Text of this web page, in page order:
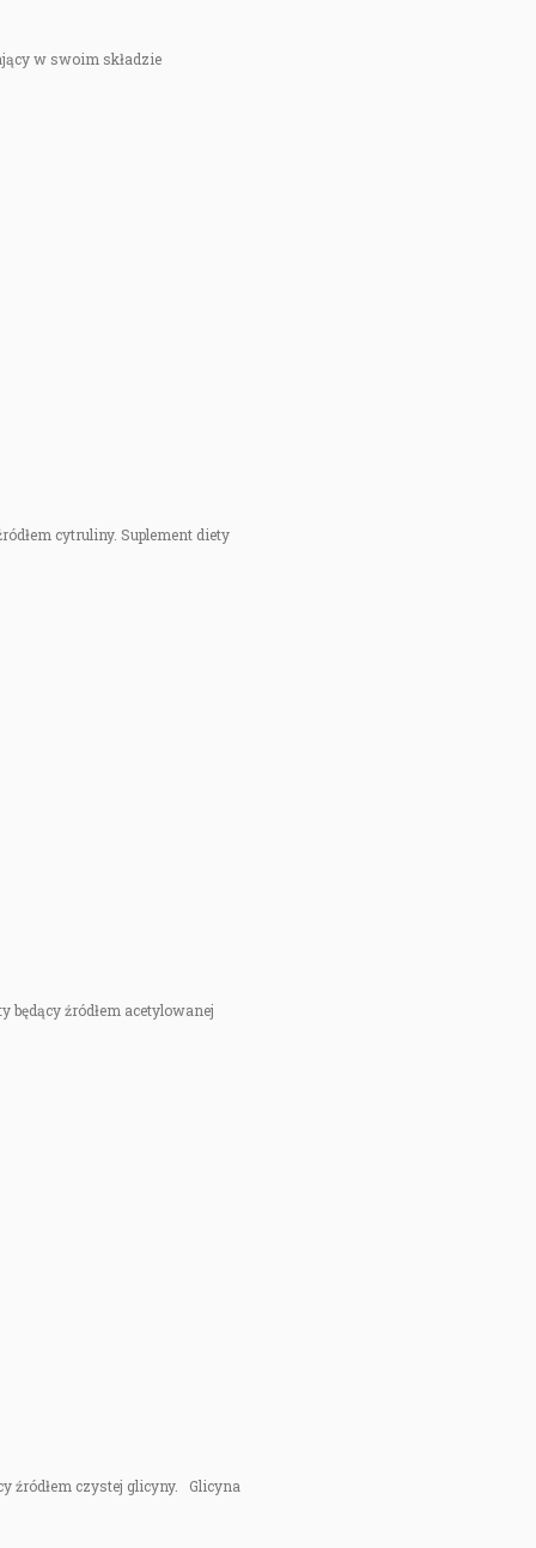
w swoim składzie
cytruliny. Suplement diety
źródłem acetylowanej
źródłem czystej glicyny. Glicyna